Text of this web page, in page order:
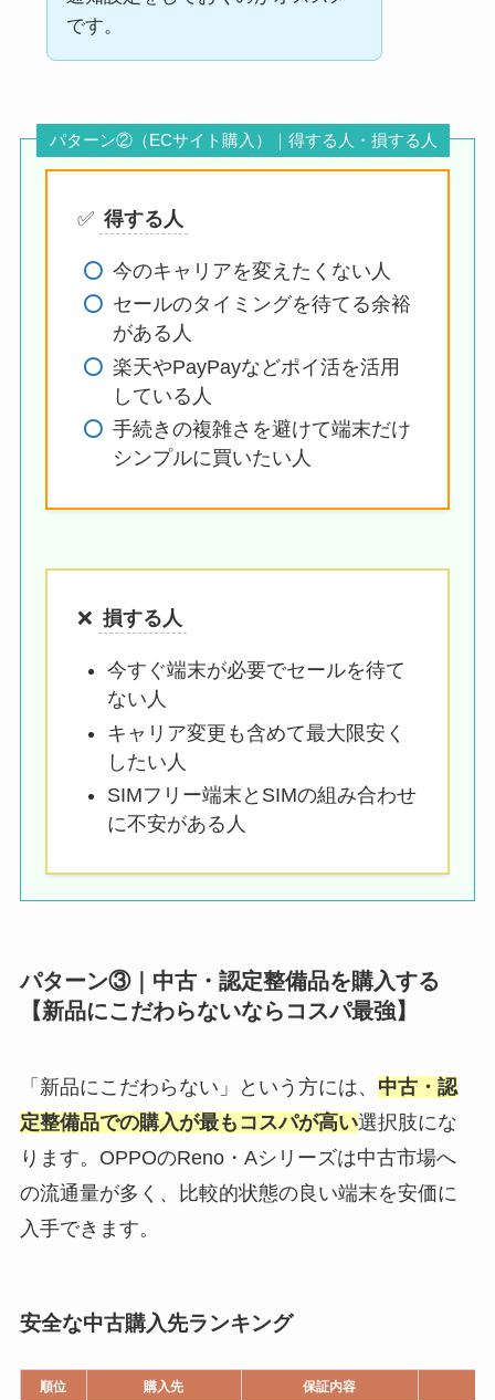
です。
パターン②（ECサイト購入）｜得する人・損する人
✅ 得する人
今のキャリアを変えたくない人
セールのタイミングを待てる余裕
がある人
楽天やPayPayなどポイ活を活用
している人
手続きの複雑さを避けて端末だけ
シンプルに買いたい人
❌ 損する人
今すぐ端末が必要でセールを待て
ない人
キャリア変更も含めて最大限安く
したい人
SIMフリー端末とSIMの組み合わせ
に不安がある人
パターン③｜中古・認定整備品を購入する
【新品にこだわらないならコスパ最強】
「新品にこだわらない」という方には、 中古・認
定整備品での購入が最もコスパが高い選択肢にな
ります。OPPOのReno・Aシリーズは中古市場へ
の流通量が多く、比較的状態の良い端末を安価に
入手できます。
安全な中古購入先ランキング
順位 購入先 保証内容